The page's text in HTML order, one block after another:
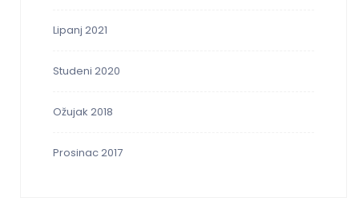
Lipanj 2021
Studeni 2020
Ožujak 2018
Prosinac 2017